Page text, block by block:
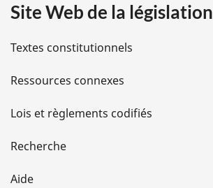
i
l
s
d
e
l
Site Web de la législation
Textes constitutionnels
Ressources connexes
Lois et règlements codifiés
Recherche
Aide